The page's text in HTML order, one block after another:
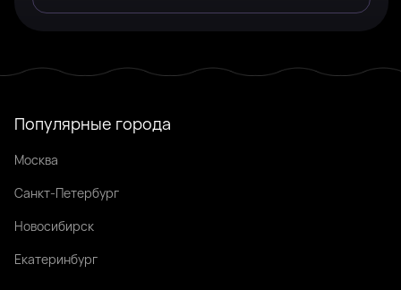
Популярные города
Москва
Санкт-Петербург
Новосибирск
Екатеринбург